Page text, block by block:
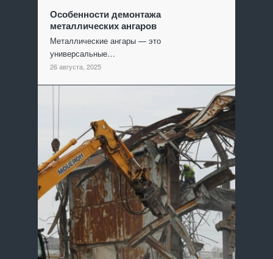
Особенности демонтажа
металлических ангаров
Металлические ангары — это
универсальные…
26 августа, 2025